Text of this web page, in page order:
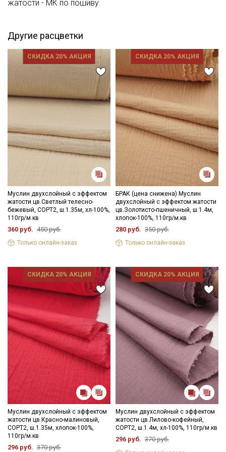
- запрещены отбеливатели
уменьшается, допускается вертикальное отпаривание.
цвета ткани в зависимости от настроек вашего монитора и в
зависимости от партии.
жатости - МК по пошиву
Другие расцветки
СКИДКА 20% АКЦИЯ
Муслин двухслойный с эффектом
жатости цв.Светлый телесно-
бежевый, СОРТ2, ш.1.35м, хл-100%,
110гр/м.кв
360 руб. 450 руб.
Только онлайн-заказ
СКИДКА 20% АКЦИЯ
БРАК (цена снижена) Муслин
двухслойный с эффектом жатости
цв.Золотисто-пшеничный, ш.1.4м,
хлопок-100%, 110гр/м.кв
280 руб. 350 руб.
Только онлайн-заказ
СКИДКА 20% АКЦИЯ
Муслин двухслойный с эффектом
жатости цв.Красно-малиновый,
СОРТ2, ш.1.35м, хлопок-100%,
110гр/м.кв
296 руб. 370 руб.
СКИДКА 20% АКЦИЯ
Муслин двухслойный с эффектом
жатости цв.Лилово-кофейный,
СОРТ2, ш.1.4м, хл-100%, 110гр/м.кв
296 руб. 370 руб.
Секретная рассылка от Купава